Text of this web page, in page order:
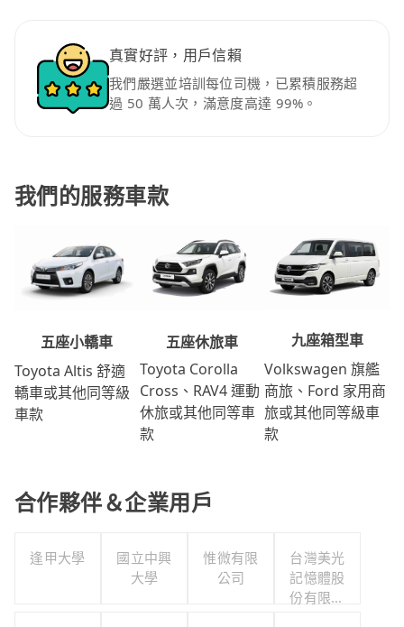
真實好評，用戶信賴
我們嚴選並培訓每位司機，已累積服務超
過 50 萬人次，滿意度高達 99%。
我們的服務車款
五座小轎車
Toyota Altis 舒適
轎車或其他同等級
車款
五座休旅車
Toyota Corolla
Cross、RAV4 運動
休旅或其他同等車
款
九座箱型車
Volkswagen 旗艦
商旅、Ford 家用商
旅或其他同等級車
款
合作夥伴＆企業用戶
逢甲大學
國立中興
大學
惟微有限
公司
台灣美光
記憶體股
份有限公